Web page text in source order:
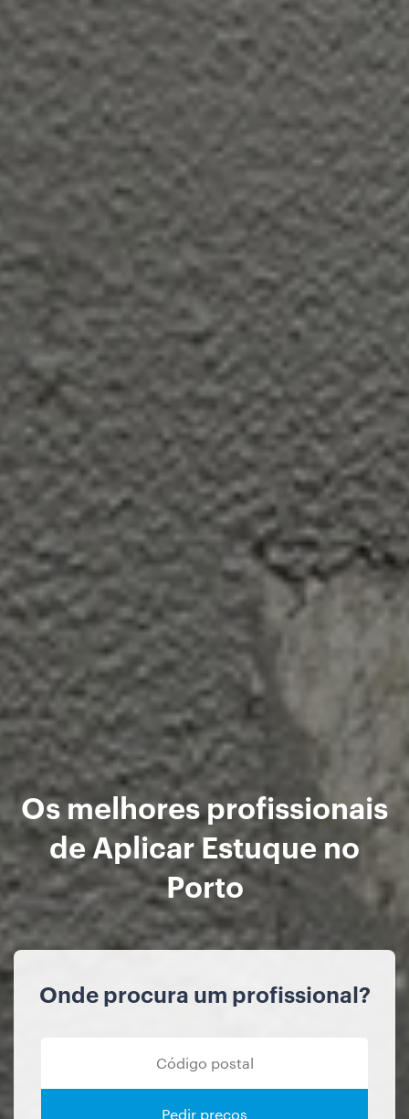
Os melhores profissionais
de Aplicar Estuque no
Porto
Onde procura um profissional?
Pedir preços